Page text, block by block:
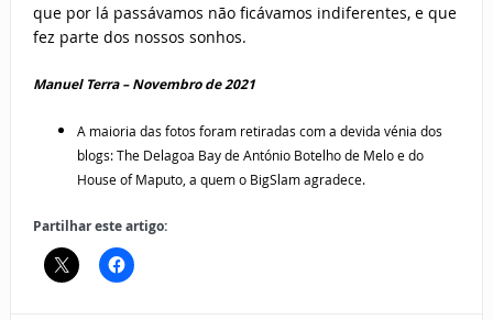
que por lá passávamos não ficávamos indiferentes, e que
fez parte dos nossos sonhos.
Manuel Terra – Novembro de 2021
A maioria das fotos foram retiradas com a devida vénia dos
blogs: The Delagoa Bay de António Botelho de Melo e do
House of Maputo, a quem o BigSlam agradece.
Partilhar este artigo: